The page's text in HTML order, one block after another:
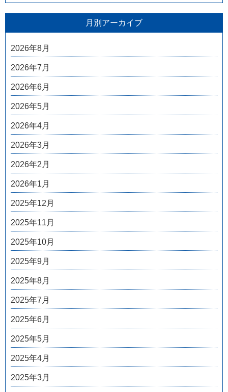
月別アーカイブ
2026年8月
2026年7月
2026年6月
2026年5月
2026年4月
2026年3月
2026年2月
2026年1月
2025年12月
2025年11月
2025年10月
2025年9月
2025年8月
2025年7月
2025年6月
2025年5月
2025年4月
2025年3月